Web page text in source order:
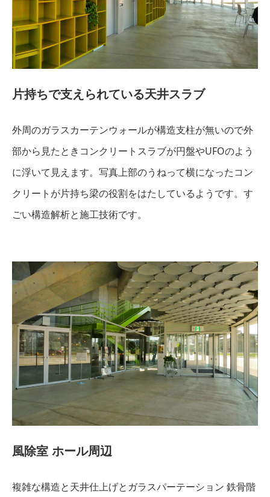
片持ちで支えられている天井スラブ
外周のガラスカーテンウォールが構造支柱が無いので外
部から見たときコンクリートスラブが円盤やUFOのよう
に浮いて見えます。写真上部のうねって横になったコン
クリートが片持ち梁の役割をはたしているようです。す
ごい構造解析と施工技術です。
風除室 ホール周辺
複雑な構造と天井仕上げとガラスパーテーション 鉄骨階